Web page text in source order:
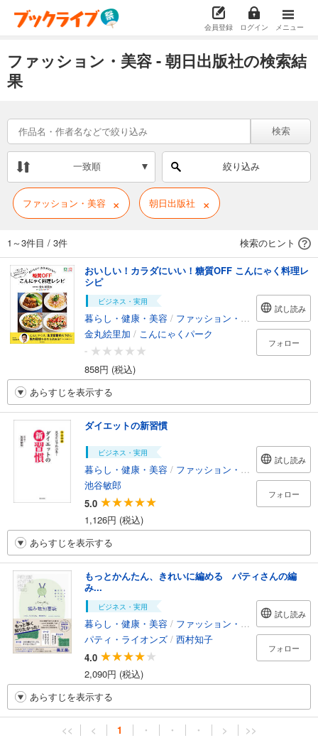
会員登録 ログイン メニュー
ファッション・美容 - 朝日出版社の検索結
果
検索
一致順 絞り込み
ファッション・美容 × 朝日出版社 ×
1～3件目 / 3件 検索のヒント
おいしい！カラダにいい！糖質OFF こんにゃく料理レ
シピ
ビジネス・実用
暮らし・健康・美容 / ファッション・美容
金丸絵里加 / こんにゃくパーク
-
858円 (税込)
試し読み
フォロー
あらすじを表示する
ダイエットの新習慣
ビジネス・実用
暮らし・健康・美容 / ファッション・美容
池谷敏郎
5.0
1,126円 (税込)
試し読み
フォロー
あらすじを表示する
もっとかんたん、きれいに編める パティさんの編
み...
ビジネス・実用
暮らし・健康・美容 / ファッション・美容
パティ・ライオンズ / 西村知子
4.0
2,090円 (税込)
試し読み
フォロー
あらすじを表示する
<< < 1 ・ ・ ・ > >>